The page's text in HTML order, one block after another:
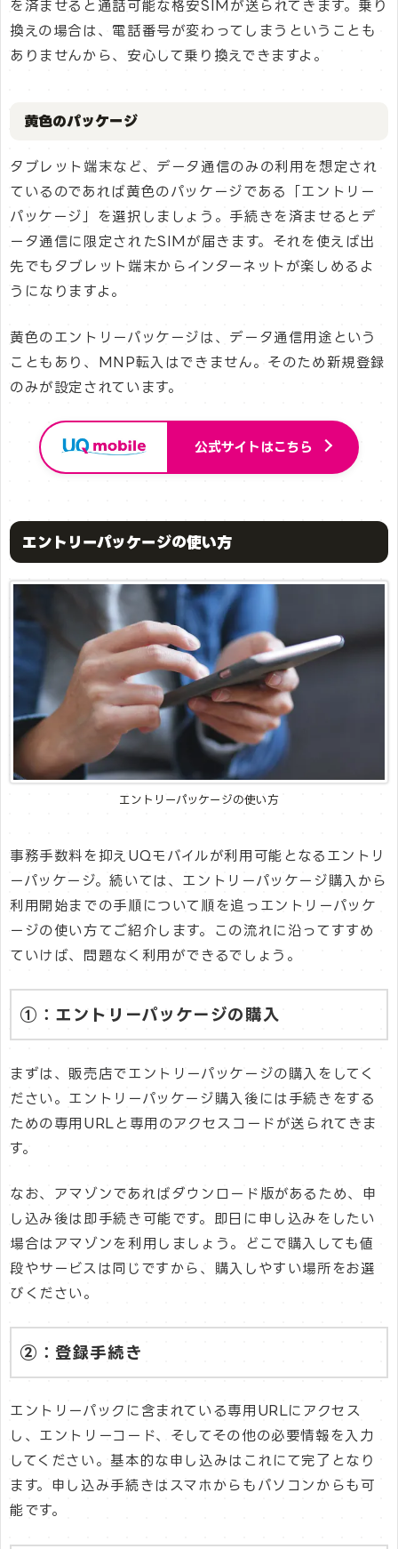
を済ませると通話可能な格安SIMが送られてきます。乗り
換えの場合は、電話番号が変わってしまうということも
ありませんから、安心して乗り換えできますよ。
黄色のパッケージ
タブレット端末など、データ通信のみの利用を想定され
ているのであれば黄色のパッケージである「エントリー
パッケージ」を選択しましょう。手続きを済ませるとデ
ータ通信に限定されたSIMが届きます。それを使えば出
先でもタブレット端末からインターネットが楽しめるよ
うになりますよ。
黄色のエントリーパッケージは、データ通信用途という
こともあり、MNP転入はできません。そのため新規登録
のみが設定されています。
公式サイトはこちら
エントリーパッケージの使い方
エントリーパッケージの使い方
事務手数料を抑えUQモバイルが利用可能となるエントリ
ーパッケージ。続いては、エントリーパッケージ購入から
利用開始までの手順について順を追っエントリーパッケ
ージの使い方てご紹介します。この流れに沿ってすすめ
ていけば、問題なく利用ができるでしょう。
①：エントリーパッケージの購入
まずは、販売店でエントリーパッケージの購入をしてく
ださい。エントリーパッケージ購入後には手続きをする
ための専用URLと専用のアクセスコードが送られてきま
す。
なお、アマゾンであればダウンロード版があるため、申
し込み後は即手続き可能です。即日に申し込みをしたい
場合はアマゾンを利用しましょう。どこで購入しても値
段やサービスは同じですから、購入しやすい場所をお選
びください。
②：登録手続き
エントリーパックに含まれている専用URLにアクセス
し、エントリーコード、そしてその他の必要情報を入力
してください。基本的な申し込みはこれにて完了となり
ます。申し込み手続きはスマホからもパソコンからも可
能です。